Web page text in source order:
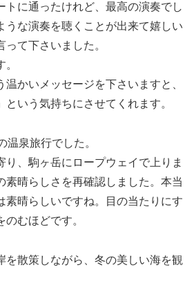
トに通ったけれど、最高の演奏でし
うな演奏を聴くことが出来て嬉しい
て下さいました。
かいメッセージを下さいますと、
という気持ちにさせてくれます。
温泉旅行でした。
り、駒ヶ岳にロープウェイで上りま
素晴らしさを再確認しました。本当
素晴らしいですね。目の当たりにす
むほどです。
を散策しながら、冬の美しい海を観